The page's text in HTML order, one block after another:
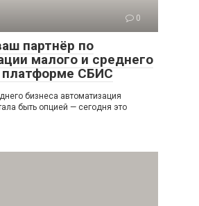
0
партнёр по
малого и среднего
платформе СБИС
бизнеса автоматизация
быть опцией — сегодня это